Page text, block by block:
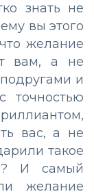
знать не
вы этого
желание
вам, а не
и
вас, а не
такое
И самый
желание